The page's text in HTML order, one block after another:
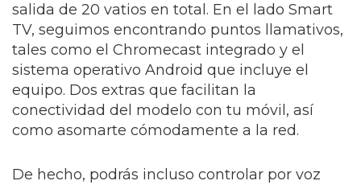
salida de 20 vatios en total. En el lado Smart
TV, seguimos encontrando puntos llamativos,
tales como el Chromecast integrado y el
sistema operativo Android que incluye el
equipo. Dos extras que facilitan la
conectividad del modelo con tu móvil, así
como asomarte cómodamente a la red.
De hecho, podrás incluso controlar por voz